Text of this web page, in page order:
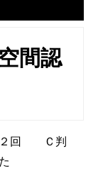
空間認
２回 Ｃ判